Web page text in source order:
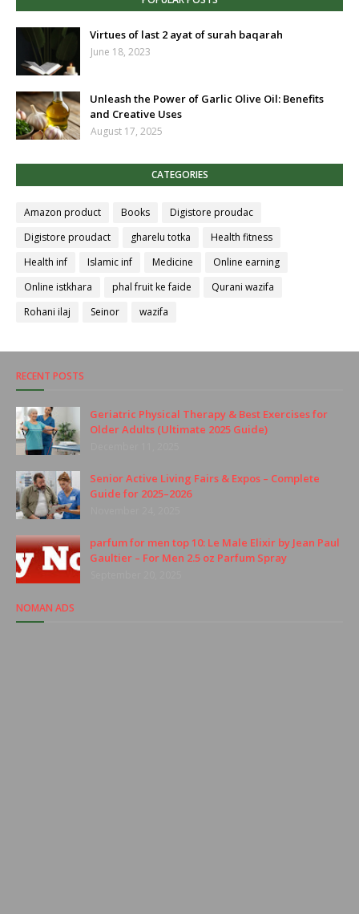
Virtues of last 2 ayat of surah baqarah
June 18, 2023
Unleash the Power of Garlic Olive Oil: Benefits
and Creative Uses
August 17, 2025
CATEGORIES
Amazon product Books
Digistore proudac
Digistore proudact
gharelu totka
Health fitness
Health inf
Islamic inf Medicine
Online earning
Online istkhara
phal fruit ke faide
Qurani wazifa
Rohani ilaj
Seinor wazifa
RECENT POSTS
Geriatric Physical Therapy & Best Exercises for
Older Adults (Ultimate 2025 Guide)
Senior Active Living Fairs & Expos – Complete
Guide for 2025–2026
parfum for men top 10: Le Male Elixir by Jean Paul
Gaultier – For Men 2.5 oz Parfum Spray
NOMAN ADS